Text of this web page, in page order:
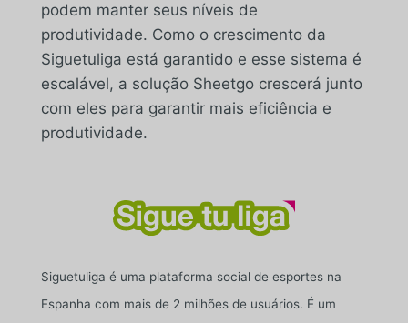
podem manter seus níveis de
produtividade. Como o crescimento da
Siguetuliga está garantido e esse sistema é
escalável, a solução Sheetgo crescerá junto
com eles para garantir mais eficiência e
produtividade.
Siguetuliga é uma plataforma social de esportes na
Espanha com mais de 2 milhões de usuários. É um